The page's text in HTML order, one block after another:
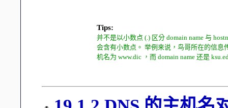
Tips:
并不是以小数点 (.) 区分 domain name 与
会含有小数点。 举例来说，鸟哥所在的信息
机名为 www.dic ，而 domain name 还是